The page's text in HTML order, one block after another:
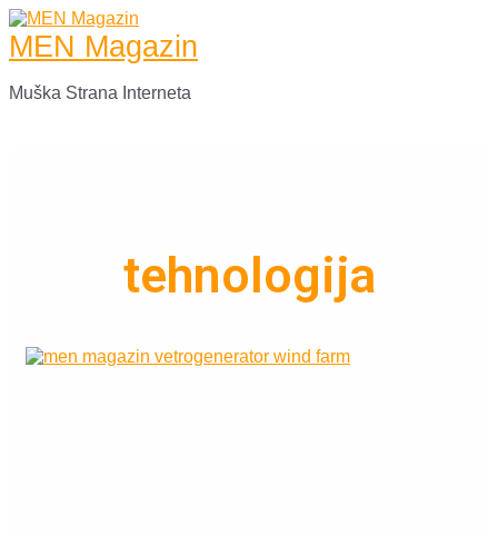
Skip
to
content
MEN Magazin
Muška Strana Interneta
tehnologija